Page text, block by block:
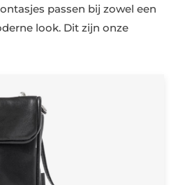
passen bij zowel een
look. Dit zijn onze